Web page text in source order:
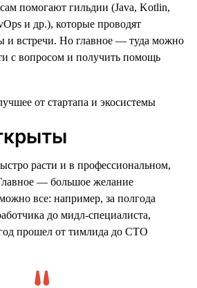
помогают гильдии (Java, Kotlin,
и др.), которые проводят
и встречи. Но главное — туда можно
с вопросом и получить помощь
расти и в профессиональном,
— большое желание
все: например, за полгода
до мидл-специалиста,
прошел от тимлида до CTO